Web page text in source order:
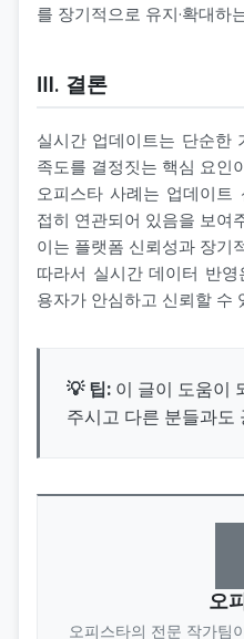
를 장기적으로 유지·확대하
Ⅲ. 결론
실시간 업데이트는 단순한
족도를 결정짓는 핵심 요인
오피스타 사례는 업데이트
접히 연관되어 있음을 보여
이는 플랫폼 신뢰성과 장기
따라서 실시간 데이터 반
용자가 안심하고 신뢰할 수
💡 팁: 이 글이 도움이
주시고 다른 분들과도
오
오피스타의 전문 작가팀